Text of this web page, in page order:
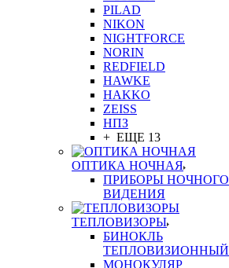
PILAD
NIKON
NIGHTFORCE
NORIN
REDFIELD
HAWKE
HAKKO
ZEISS
НПЗ
+ ЕЩЕ 13
ОПТИКА НОЧНАЯ
ПРИБОРЫ НОЧНОГО
ВИДЕНИЯ
ТЕПЛОВИЗОРЫ
БИНОКЛЬ
ТЕПЛОВИЗИОННЫЙ
МОНОКУЛЯР